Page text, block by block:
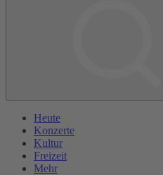
Heute
Konzerte
Kultur
Freizeit
Mehr